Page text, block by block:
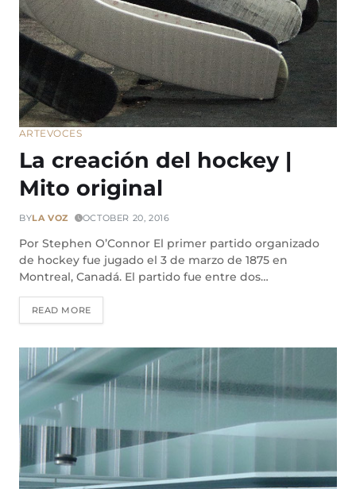
ARTEVOCES
La creación del hockey |
Mito original
BYLA VOZ OCTOBER 20, 2016
Por Stephen O’Connor El primer partido organizado
de hockey fue jugado el 3 de marzo de 1875 en
Montreal, Canadá. El partido fue entre dos…
READ MORE